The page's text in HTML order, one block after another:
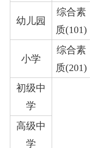
幼儿园
综合素
质(101)
小学
综合素
质(201)
初级中
学
高级中
学